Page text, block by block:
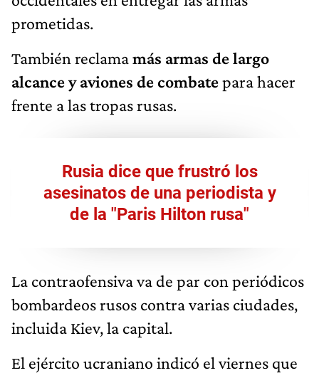
prometidas.
También reclamamás armas de largo
alcance y aviones de combatepara hacer
frente a las tropas rusas.
Rusia dice que frustró los
asesinatos de una periodista y
de la "Paris Hilton rusa"
La contraofensiva va de par con periódicos
bombardeos rusos contra varias ciudades,
incluida Kiev, la capital.
El ejército ucraniano indicó el viernes que